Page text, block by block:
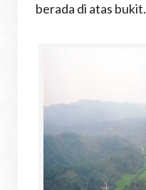
berada di atas bukit.